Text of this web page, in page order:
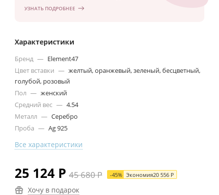
УЗНАТЬ ПОДРОБНЕЕ
Характеристики
Бренд — Element47
Цвет вставки — желтый, оранжевый, зеленый, бесцветный,
голубой, розовый
Пол — женский
Средний вес — 4.54
Металл — Серебро
Проба — Ag 925
Все характеристики
25 124 Р 45 680Р -45% Экономия20 556 Р
Хочу в подарок